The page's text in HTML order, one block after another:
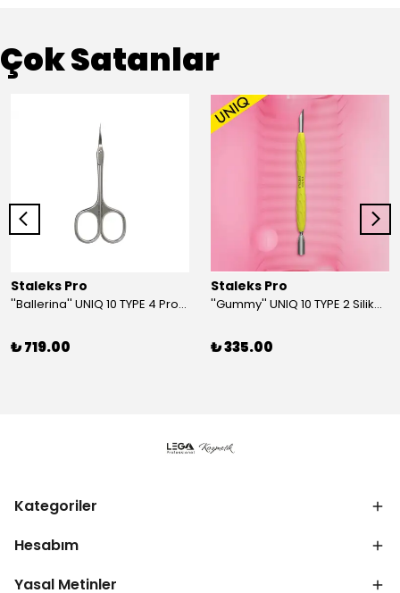
Çok Satanlar
Staleks Pro
''Ballerina'' UNIQ 10 TYPE 4 Profesyonel Tırnak Eti Makası
₺ 719.00
Staleks Pro
''Gummy'' UNIQ 10 TYPE 2 Silikon Saplı Tırnak Eti İtici (Dar Yuvarlak + Yamuk İtici)
₺ 335.00
Kategoriler
Hesabım
Yasal Metinler